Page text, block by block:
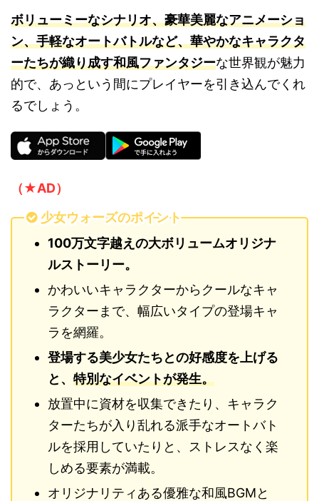
ボリューミーなシナリオ、豪華美麗なアニメーショ
ン、手軽なオートバトルなど、華やかなキャラクタ
ーたちが織り成す和風ファンタジーな世界観が魅力
的で、あっという間にプレイヤーを引き込んでくれ
るでしょう。
（★AD）
少女ウォーズのポイント
100万文字越えの大ボリュームオリジナ
ルストーリー。
かわいいキャラクターからクールなキャ
ラクターまで、幅広いタイプの登場キャ
ラを網羅。
登場する美少女たちとの好感度を上げる
と、 特別なイベントが発生。
放置中に資材を収集できたり、キャラク
ターたちが入り乱れる派手なオートバト
ルを採用していたりと、ストレスなく楽
しめる要素が満載。
オリジナリティある優雅な和風BGMと